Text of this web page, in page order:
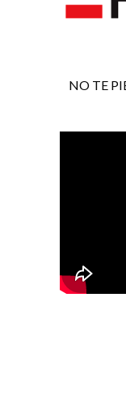
NO TE